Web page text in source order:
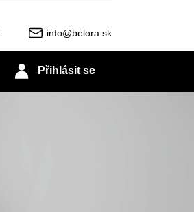
info@belora.sk
Přihlásit se